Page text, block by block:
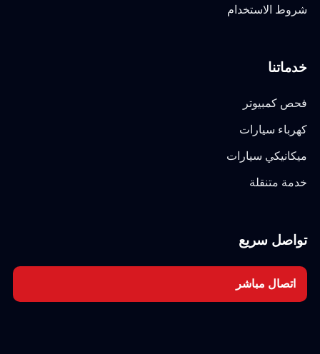
شروط الاستخدام
خدماتنا
فحص كمبيوتر
كهرباء سيارات
ميكانيكي سيارات
خدمة متنقلة
تواصل سريع
اتصال مباشر